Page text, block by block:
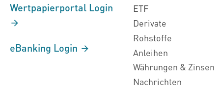
Wertpapierportal Login
eBanking Login
ETF
Derivate
Rohstoffe
Anleihen
Währungen & Zinsen
Nachrichten